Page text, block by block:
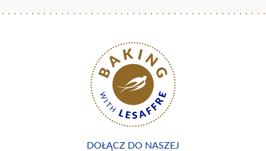
DOŁĄCZ DO NASZEJ